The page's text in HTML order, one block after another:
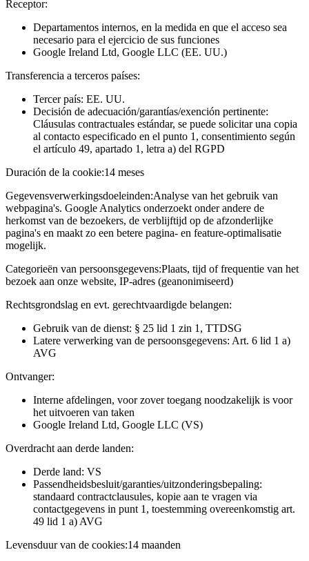
Receptor:
Departamentos internos, en la medida en que el acceso sea
necesario para el ejercicio de sus funciones
Google Ireland Ltd, Google LLC (EE. UU.)
Transferencia a terceros países:
Tercer país: EE. UU.
Decisión de adecuación/garantías/exención pertinente:
Cláusulas contractuales estándar, se puede solicitar una copia
al contacto especificado en el punto 1, consentimiento según
el artículo 49, apartado 1, letra a) del RGPD
Duración de la cookie:14 meses
Gegevensverwerkingsdoeleinden:Analyse van het gebruik van
webpagina's. Google Analytics onderzoekt onder andere de
herkomst van de bezoekers, de verblijftijd op de afzonderlijke
pagina's en maakt zo een betere pagina- en feature-optimalisatie
mogelijk.
Categorieën van persoonsgegevens:Plaats, tijd of frequentie van het
bezoek aan onze website, IP-adres (geanonimiseerd)
Rechtsgrondslag en evt. gerechtvaardigde belangen:
Gebruik van de dienst: § 25 lid 1 zin 1, TTDSG
Latere verwerking van de persoonsgegevens: Art. 6 lid 1 a)
AVG
Ontvanger:
Interne afdelingen, voor zover toegang noodzakelijk is voor
het uitvoeren van taken
Google Ireland Ltd, Google LLC (VS)
Overdracht aan derde landen:
Derde land: VS
Passendheidsbesluit/garanties/uitzonderingsbepaling:
standaard contractclausules, kopie aan te vragen via
contactgegevens in punt 1, toestemming overeenkomstig art.
49 lid 1 a) AVG
Levensduur van de cookies:14 maanden